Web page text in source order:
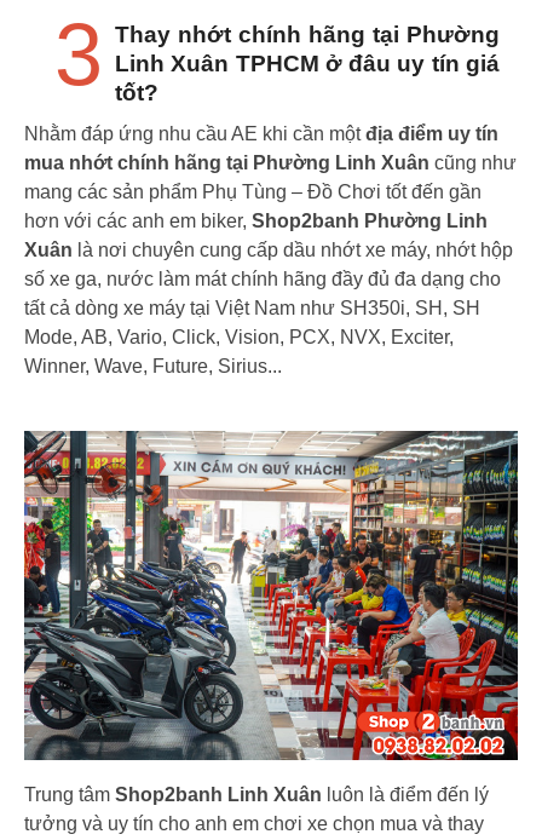
3
Thay nhớt chính hãng tại Phường
Linh Xuân TPHCM ở đâu uy tín giá
tốt?
Nhằm đáp ứng nhu cầu AE khi cần mộtđịa điểm uy tín
mua nhớt chính hãng tại Phường Linh Xuân cũng như
mang các sản phẩm Phụ Tùng – Đồ Chơi tốt đến gần
hơn với các anh em biker, Shop2banh Phường Linh
Xuân là nơi chuyên cung cấp dầu nhớt xe máy, nhớt hộp
số xe ga, nước làm mát chính hãng đầy đủ đa dạng cho
tất cả dòng xe máy tại Việt Nam như SH350i, SH, SH
Mode, AB, Vario, Click, Vision, PCX, NVX, Exciter,
Winner, Wave, Future, Sirius...
Trung tâm Shop2banh Linh Xuân luôn là điểm đến lý
tưởng và uy tín cho anh em chơi xe chọn mua và thay